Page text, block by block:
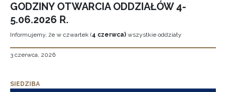
GODZINY OTWARCIA ODDZIAŁÓW 4-
5.06.2026 R.
Informujemy, że w czwartek (4 czerwca) wszystkie oddziały
3 czerwca, 2026
SIEDZIBA